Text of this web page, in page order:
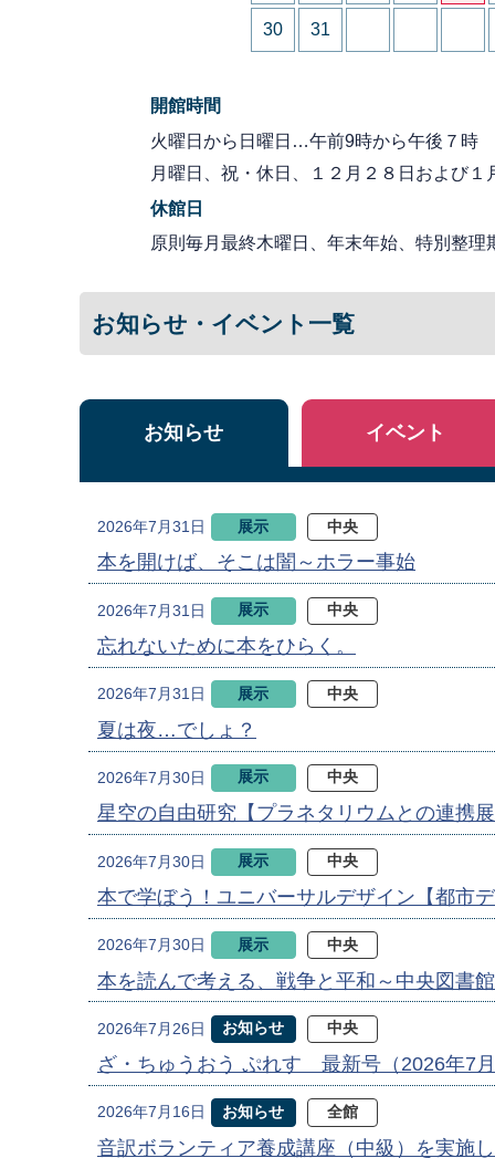
30 31
開館時間
火曜日から日曜日…午前9時から午後７時
月曜日、祝・休日、１２月２８日および
休館日
原則毎月最終木曜日、年末年始、特別整理
お知らせ・イベント一覧
お知らせ
2026年7月31日 展示 中央
本を開けば、そこは闇～ホラー事始
2026年7月31日 展示 中央
忘れないために本をひらく。
2026年7月31日 展示 中央
夏は夜…でしょ？
2026年7月30日 展示 中央
星空の自由研究【プラネタリウムとの連携
2026年7月30日 展示 中央
本で学ぼう！ユニバーサルデザイン【都市
2026年7月30日 展示 中央
本を読んで考える、戦争と平和～中央図書
2026年7月26日 お知らせ 中央
ざ・ちゅうおう ぷれす 最新号（2026年7
2026年7月16日 お知らせ 全館
音訳ボランティア養成講座（中級）を実施
イベント